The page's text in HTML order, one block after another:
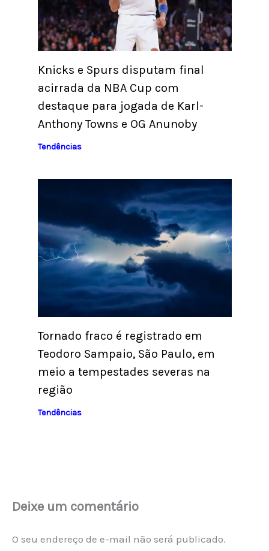
Knicks e Spurs disputam final
acirrada da NBA Cup com
destaque para jogada de Karl-
Anthony Towns e OG Anunoby
Tendências
Tornado fraco é registrado em
Teodoro Sampaio, São Paulo, em
meio a tempestades severas na
região
Tendências
Deixe um comentário
O seu endereço de e-mail não será publicado.